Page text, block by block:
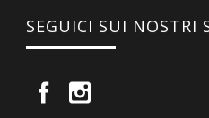
SEGUICI SUI NOSTRI